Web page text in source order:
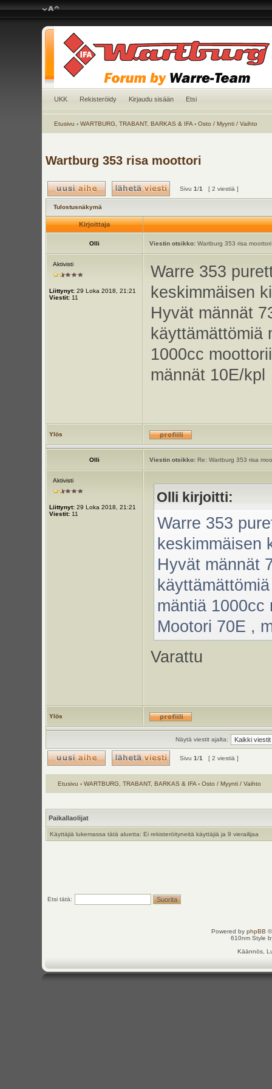
UKK Rekisteröidy Kirjaudu sisään Etsi
Etusivu ‹ WARTBURG, TRABANT, BARKAS & IFA ‹ Osto / Myynti / Vaihto
Wartburg 353 risa moottori
Sivu 1/1 [ 2 viestiä ]
Tulostusnäkymä
Kirjoittaja
Olli Viestin otsikko:Wartburg 353 risa moottori
Aktivisti
Liittynyt:29 Loka 2018, 21:21
Viestit:11
Warre 353
keskimmäisen
Hyvät männät
käyttämättömiä
1000cc
männät 10E/kpl
Ylös
Olli Viestin otsikko:Re: Wartburg 353 risa
Aktivisti
Liittynyt:29 Loka 2018, 21:21
Viestit:11
Olli kirjoitti:
Warre 353
keskimmäisen
Hyvät männät
mäntiä 1000cc
Mootori 70E ,
Varattu
Ylös
Näytä viestit ajalta:
Sivu 1/1 [ 2 viestiä ]
Etusivu ‹ WARTBURG, TRABANT, BARKAS & IFA ‹ Osto / Myynti / Vaihto
Paikallaolijat
Käyttäjiä lukemassa tätä aluetta: Ei rekisteröityneitä käyttäjiä ja 9 vierailijaa
Etsi tätä:
Powered by phpBB
610nm Style
Käännös,